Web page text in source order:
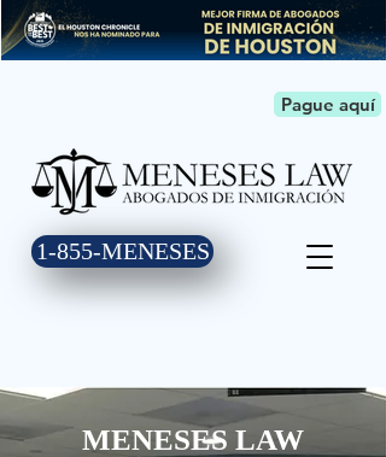
Pague aquí
1-855-MENESES
MENESES LAW